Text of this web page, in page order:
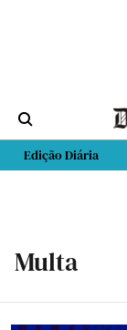
Edição Diária
Multa